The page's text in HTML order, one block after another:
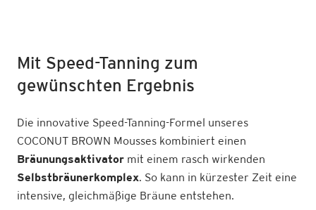
Mit Speed-Tanning zum
gewünschten Ergebnis
Die innovative Speed-Tanning-Formel unseres
COCONUT BROWN Mousses kombiniert einen
Bräunungsaktivator mit einem rasch wirkenden
Selbstbräunerkomplex. So kann in kürzester Zeit eine
intensive, gleichmäßige Bräune entstehen.